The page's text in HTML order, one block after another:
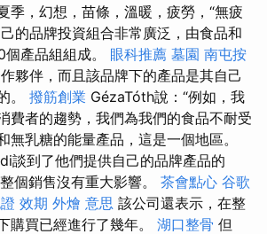
季，幻想，苗條，溫暖，疲勞，“無疲
的品牌投資組合非常廣泛，由食品和
產品組組成。 眼科推薦 墓園 南屯按
夥伴，而且該品牌下的產品是其自己
。 撥筋創業 GézaTóth說：“例如，我
費者的趨勢，我們為我們的食品不耐受
無乳糖的能量產品，這是一個地區。
談到了他們提供自己的品牌產品的
個銷售沒有重大影響。 茶會點心 谷歌
效期 外燴 意思 該公司還表示，在整
購買已經進行了幾年。 湖口整骨 但